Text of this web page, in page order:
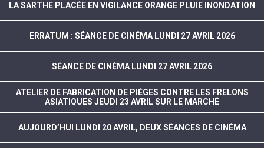
LA SARTHE PLACÉE EN VIGILANCE ORANGE PLUIE INONDATION
ERRATUM : SÉANCE DE CINÉMA LUNDI 27 AVRIL 2026
SÉANCE DE CINÉMA LUNDI 27 AVRIL 2026
ATELIER DE FABRICATION DE PIÈGES CONTRE LES FRELONS
ASIATIQUES JEUDI 23 AVRIL SUR LE MARCHÉ
AUJOURD’HUI LUNDI 20 AVRIL, DEUX SÉANCES DE CINÉMA